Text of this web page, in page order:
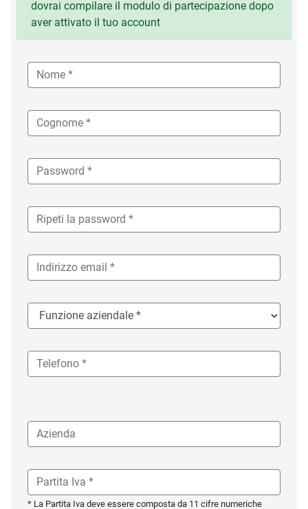
dovrai compilare il modulo di partecipazione dopo
aver attivato il tuo account
* La Partita Iva deve essere composta da 11 cifre numeriche